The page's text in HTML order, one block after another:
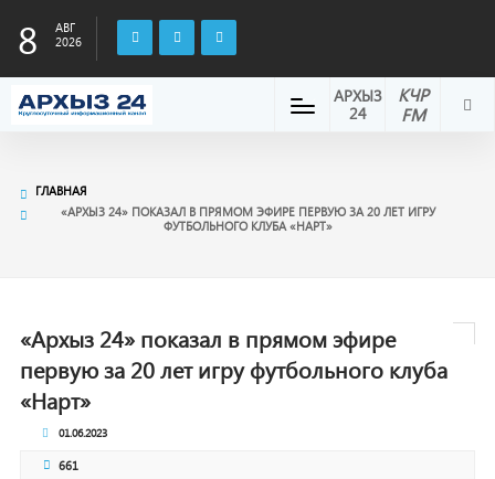
8
АВГ
2026
КЧР
FM
АРХЫЗ
24
ГЛАВНАЯ
«АРХЫЗ 24» ПОКАЗАЛ В ПРЯМОМ ЭФИРЕ ПЕРВУЮ ЗА 20 ЛЕТ ИГРУ
ФУТБОЛЬНОГО КЛУБА «НАРТ»
«Архыз 24» показал в прямом эфире
первую за 20 лет игру футбольного клуба
«Нарт»
01.06.2023
661